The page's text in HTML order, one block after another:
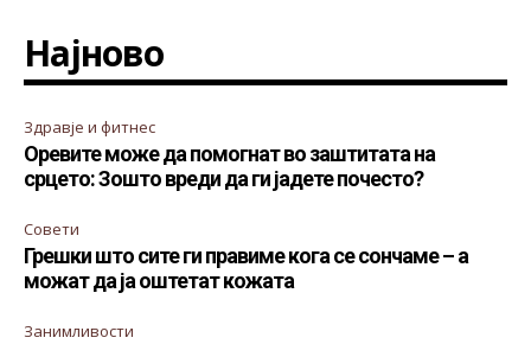
Најново
Здравје и фитнес
Оревите може да помогнат во заштитата на
срцето: Зошто вреди да ги јадете почесто?
Совети
Грешки што сите ги правиме кога се сончаме – а
можат да ја оштетат кожата
Занимливости